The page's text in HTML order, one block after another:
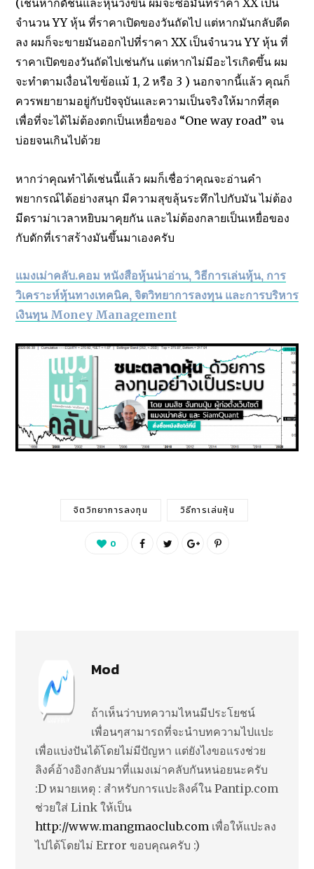
(เช่นหากดัชนี้และหุ้นวิ่งขึ้น ผมจะซื้อมันที่ราคา XX เป็น
จำนวน YY หุ้น ที่ราคาเปิดของวันถัดไป แต่หากมันกลับดีด
ลง ผมก็จะขายมันออกไปที่ราคา XX เป็นจำนวน YY หุ้น ที่
ราคาเปิดของวันถัดไปเช่นกัน แต่หากไม่มีอะไรเกิดขึ้น ผม
จะทำตามเงื่อนไขข้อแม้ 1, 2 หรือ 3 ) นอกจากนี้แล้ว คุณก็
ควรพยายามอยู่กับปัจจุบันและความเป็นจริงให้มากที่สุด
เพื่อที่จะได้ไม่ต้องตกเป็นเหยื่อของ “One way road” จน
บ่อยจนเกินไปด้วย
หากว่าคุณทำได้เช่นนี้แล้ว ผมก็เชื่อว่าคุณจะอ่านคำ
พยากรณ์ได้อย่างสนุก มีความสุขลุ้นระทึกไปกับมัน ไม่ต้อง
มีดราม่าเวลาหยิบมาคุยกัน และไม่ต้องกลายเป็นเหยื่อของ
กับดักที่เราสร้างมันขึ้นมาเองครับ
แมงเม่าคลับ.คอม หนังสือหุ้นน่าอ่าน, วิธีการเล่นหุ้น, การ
วิเคราะห์หุ้นทางเทคนิค, จิตวิทยาการลงทุน และการบริหาร
เงินทุน Money Management
จิตวิทยาการลงทุน วิธีการเล่นหุ้น
0
Mod
ถ้าเห็นว่าบทความไหนมีประโยชน์
เพื่อนๆสามารถที่จะนำบทความไปแปะ
เพื่อแบ่งปันได้โดยไม่มีปัญหา แต่ยังไงขอแรงช่วย
ลิงค์อ้างอิงกลับมาที่แมงเม่าคลับกันหน่อยนะครับ
:D หมายเหตุ : สำหรับการแปะลิงค์ใน Pantip.com
ช่วยใส่ Link ให้เป็น
http://www.mangmaoclub.com เพื่อให้แปะลง
ไปได้โดยไม่ Error ขอบคุณครับ :)